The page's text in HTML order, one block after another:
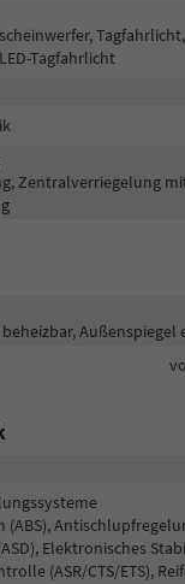
Tagfahrlicht
Zentralverriegelung
Elektronisches
(ASR/CTS/ETS),